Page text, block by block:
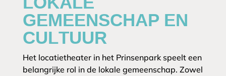
GEMEENSCHAP EN
CULTUUR
Het locatietheater in het Prinsenpark speelt een
belangrijke rol in de lokale gemeenschap. Zowel